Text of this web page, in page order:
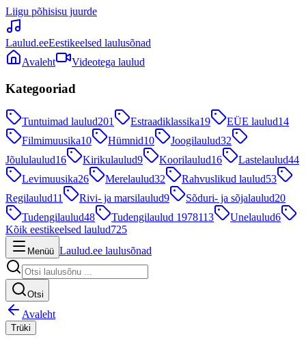
Liigu põhisisu juurde
Laulud.eeEestikeelsed laulusõnad
Avaleht
Videotega laulud
Kategooriad
Tuntuimad laulud201 Estraadiklassika19 EÜE laulud14
Filmimuusika10 Hümnid10 Joogilaulud32
Jõululaulud16 Kirikulaulud9 Koorilaulud16 Lastelaulud44
Levimuusika26 Merelaulud32 Rahvuslikud laulud53
Regilaulud11 Rivi- ja marsilaulud9 Sõduri- ja sõjalaulud20
Tudengilaulud48 Tudengilaulud 1978113 Unelaulud6
Kõik eestikeelsed laulud725
Menüü Laulud.ee laulusõnad
Otsi
Avaleht
Trüki